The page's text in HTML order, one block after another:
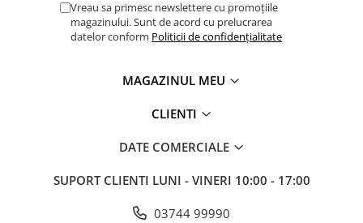
Acumulatori
Pompe de caldura
Vreau sa primesc newslettere cu promoțiile
magazinului. Sunt de acord cu prelucrarea
datelor conform Politicii de confidențialitate
MAGAZINUL MEU
CLIENTI
DATE COMERCIALE
SUPORT CLIENTI LUNI - VINERI 10:00 - 17:00
03744 99990